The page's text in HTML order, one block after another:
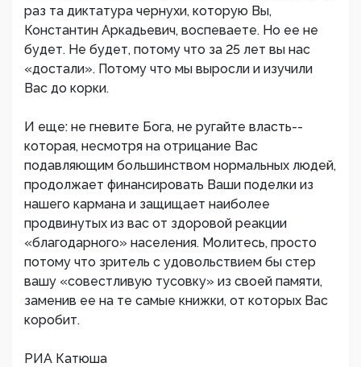
раз та диктатура чернухи, которую Вы,
Константин Аркадьевич, воспеваете. Но ее не
будет. Не будет, потому что за 25 лет вы нас
«достали». Потому что мы выросли и изучили
Вас до корки.
И еще: не гневите Бога, не ругайте власть--
которая, несмотря на отрицание Вас
подавляющим большинством нормальных людей,
продолжает финансировать Ваши поделки из
нашего кармана и защищает наиболее
продвинутых из вас от здоровой реакции
«благодарного» населения. Молитесь, просто
потому что зритель с удовольствием бы стер
вашу «совестливую тусовку» из своей памяти,
заменив ее на те самые книжки, от которых Вас
коробит.
РИА Катюша